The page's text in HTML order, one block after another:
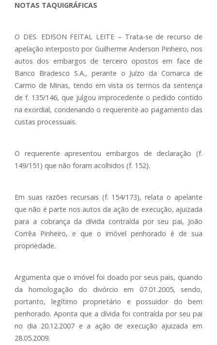
NOTAS TAQUIGRÁFICAS
O DES. EDISON FEITAL LEITE – Trata-se de recurso de
apelação interposto por Guilherme Anderson Pinheiro, nos
autos dos embargos de terceiro opostos em face de
Banco Bradesco S.A., perante o Juízo da Comarca de
Carmo de Minas, tendo em vista os termos da sentença
de f. 135/146, que julgou improcedente o pedido contido
na exordial, condenando o requerente ao pagamento das
custas processuais.
O requerente apresentou embargos de declaração (f.
149/151) que não foram acolhidos (f. 152).
Em suas razões recursais (f. 154/173), relata o apelante
que não é parte nos autos da ação de execução, ajuizada
para a cobrança da dívida contraída por seu pai, João
Corrêa Pinheiro, e que o imóvel penhorado é de sua
propriedade.
Argumenta que o imóvel foi doado por seus pais, quando
da homologação do divórcio em 07.01.2005, sendo,
portanto, legítimo proprietário e possuidor do bem
penhorado. Aponta que a dívida foi contraída por seu pai
no dia 20.12.2007 e a ação de execução ajuizada em
28.05.2009.